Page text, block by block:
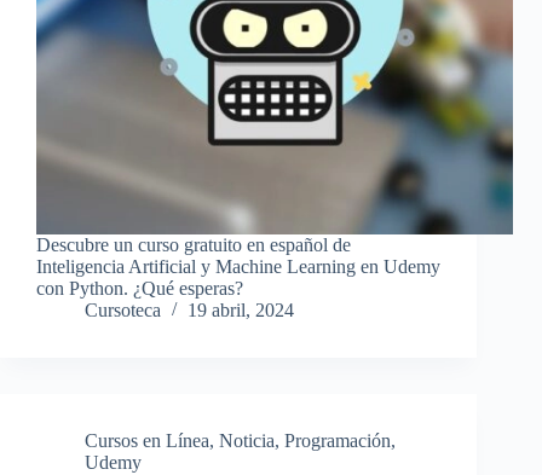
Descubre un curso gratuito en español de
Inteligencia Artificial y Machine Learning en Udemy
con Python. ¿Qué esperas?
Cursoteca
19 abril, 2024
Cursos en Línea, Noticia, Programación,
Udemy